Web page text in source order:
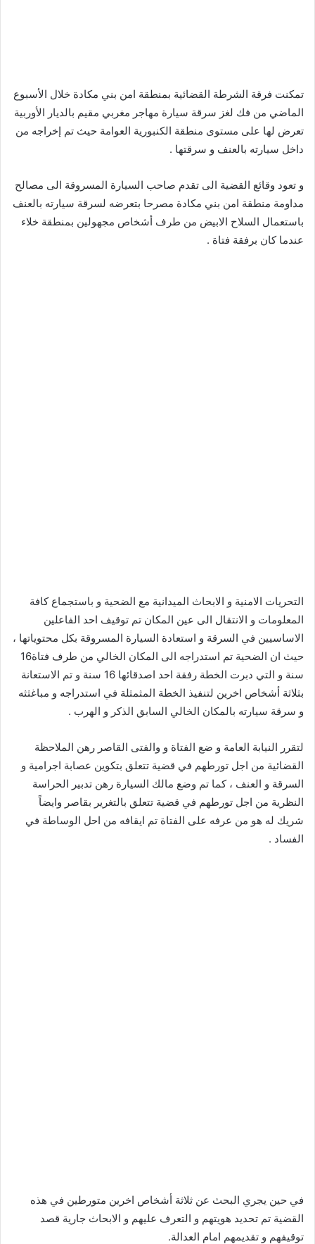
تمكنت فرقة الشرطة القضائية بمنطقة امن بني مكادة خلال الأسبوع
الماضي من فك لغز سرقة سيارة مهاجر مغربي مقيم بالديار الأوربية
تعرض لها على مستوى منطقة الكنبورية العوامة حيث تم إخراجه من
داخل سيارته بالعنف و سرقتها .
و تعود وقائع القضية الى تقدم صاحب السيارة المسروقة الى مصالح
مداومة منطقة امن بني مكادة مصرحا بتعرضه لسرقة سيارته بالعنف
باستعمال السلاح الابيض من طرف أشخاص مجهولين بمنطقة خلاء
عندما كان برفقة فتاة .
التحريات الامنية و الابحاث الميدانية مع الضحية و باستجماع كافة
المعلومات و الانتقال الى عين المكان تم توقيف احد الفاعلين
الاساسيين في السرقة و استعادة السيارة المسروقة بكل محتوياتها ،
حيث ان الضحية تم استدراجه الى المكان الخالي من طرف فتاة16
سنة و التي دبرت الخطة رفقة احد اصدقائها 16 سنة و تم الاستعانة
بثلاثة أشخاص اخرين لتنفيذ الخطة المثمثلة في استدراجه و مباغثثه
و سرقة سيارته بالمكان الخالي السابق الذكر و الهرب .
لتقرر النيابة العامة و ضع الفتاة و والفتى القاصر رهن الملاحظة
القضائية من اجل تورطهم في قضية تتعلق بتكوين عصابة اجرامية و
السرقة و العنف ، كما تم وضع مالك السيارة رهن تدبير الحراسة
النظرية من اجل تورطهم في قضية تتعلق بالتغرير بقاصر وايضاً
شريك له هو من عرفه على الفتاة تم ايقافه من احل الوساطة في
الفساد .
في حين يجري البحث عن ثلاثة أشخاص اخرين متورطين في هذه
القضية تم تحديد هويتهم و التعرف عليهم و الابحاث جارية قصد
توقيفهم و تقديمهم امام العدالة.